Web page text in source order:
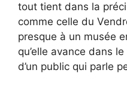
tout tient dans la
comme celle du
presque à un musée
qu’elle avance dans
d’un public qui parle